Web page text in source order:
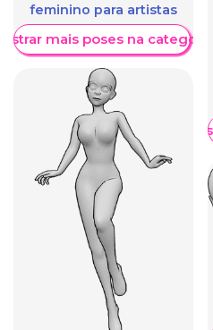
feminino para artistas
mais poses na categoria